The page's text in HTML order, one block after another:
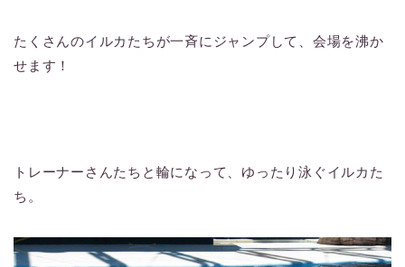
たくさんのイルカたちが一斉にジャンプして、会場を沸か
せます！
トレーナーさんたちと輪になって、ゆったり泳ぐイルカた
ち。